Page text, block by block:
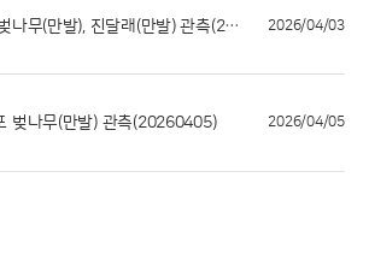
제주 벚나무(만발), 진달래(만발) 관측(20260403) 2026/04/03
벚나무(만발) 관측(20260405) 2026/04/05